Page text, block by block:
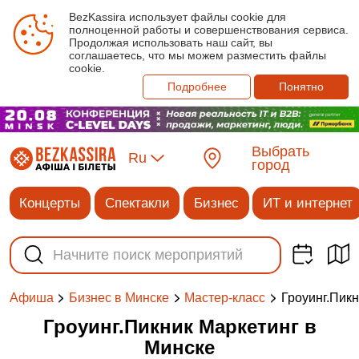
BezKassira использует файлы cookie для
полноценной работы и совершенствования сервиса.
Продолжая использовать наш сайт, вы
соглашаетесь, что мы можем разместить файлы
cookie.
Подробнее
Понятно
Ru
Выбрать
город
Концерты Спектакли Бизнес ИТ и интернет
Афиша Бизнес в Минске Мастер-класс
Гроуинг.Пикник Маркетинг в
Минске